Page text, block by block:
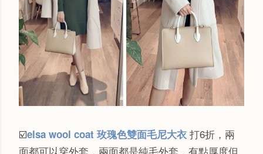
☑️elsa wool coat 玫瑰色雙面毛尼大衣 打6折，兩
面都可以穿外套，兩面都是純毛外套， 有點厚度但